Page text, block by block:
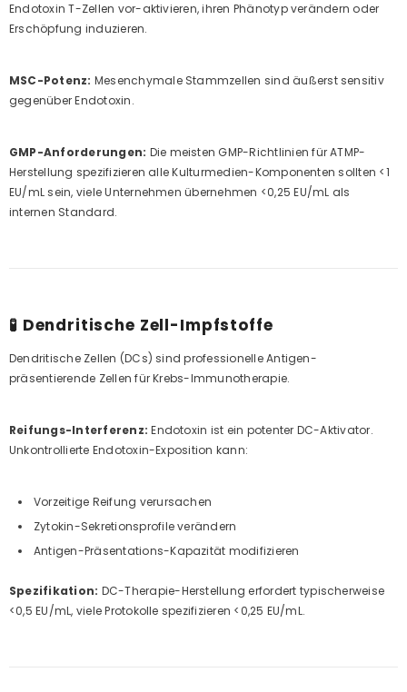
Endotoxin T-Zellen vor-aktivieren, ihren Phänotyp verändern oder
Erschöpfung induzieren.
MSC-Potenz: Mesenchymale Stammzellen sind äußerst sensitiv
gegenüber Endotoxin.
GMP-Anforderungen: Die meisten GMP-Richtlinien für ATMP-
Herstellung spezifizieren alle Kulturmedien-Komponenten sollten <1
EU/mL sein, viele Unternehmen übernehmen <0,25 EU/mL als
internen Standard.
🧪 Dendritische Zell-Impfstoffe
Dendritische Zellen (DCs) sind professionelle Antigen-
präsentierende Zellen für Krebs-Immunotherapie.
Reifungs-Interferenz: Endotoxin ist ein potenter DC-Aktivator.
Unkontrollierte Endotoxin-Exposition kann:
Vorzeitige Reifung verursachen
Zytokin-Sekretionsprofile verändern
Antigen-Präsentations-Kapazität modifizieren
Spezifikation: DC-Therapie-Herstellung erfordert typischerweise
<0,5 EU/mL, viele Protokolle spezifizieren <0,25 EU/mL.